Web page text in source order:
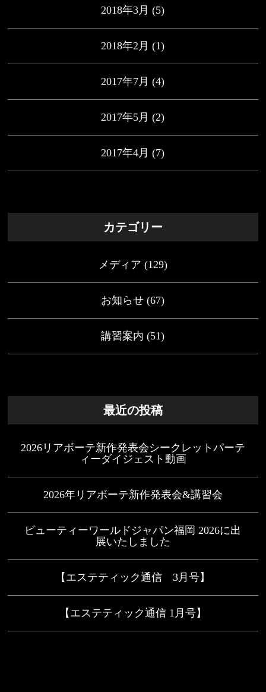
2018年3月 (5)
2018年2月 (1)
2017年7月 (4)
2017年5月 (2)
2017年4月 (7)
カテゴリー
メディア (129)
お知らせ (67)
講習案内 (51)
最近の投稿
2026リアボーテ新作発表会シークレットパーテ
ィーダイジェスト動画
2026年リアボーテ新作発表会&講習会
ビューティーワールドジャパン福岡 2026に出
展いたしました
【エステティック通信 3月号】
【エステティック通信 1月号】